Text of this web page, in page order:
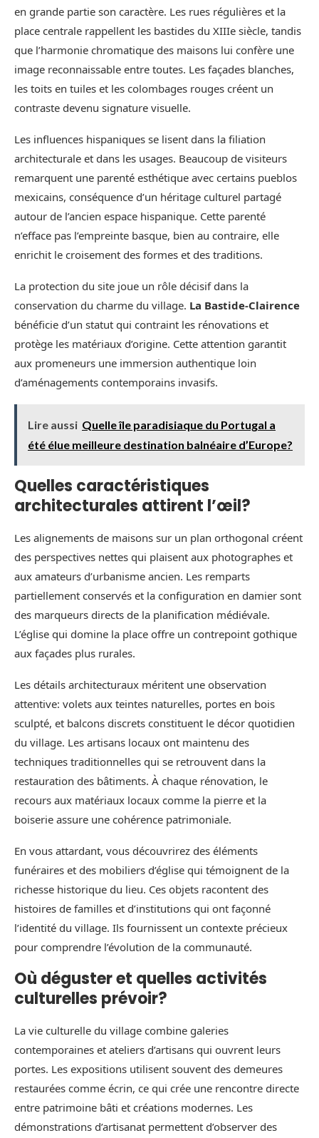
en grande partie son caractère. Les rues régulières et la
place centrale rappellent les bastides du XIIIe siècle, tandis
que l’harmonie chromatique des maisons lui confère une
image reconnaissable entre toutes. Les façades blanches,
les toits en tuiles et les colombages rouges créent un
contraste devenu signature visuelle.
Les influences hispaniques se lisent dans la filiation
architecturale et dans les usages. Beaucoup de visiteurs
remarquent une parenté esthétique avec certains pueblos
mexicains, conséquence d’un héritage culturel partagé
autour de l’ancien espace hispanique. Cette parenté
n’efface pas l’empreinte basque, bien au contraire, elle
enrichit le croisement des formes et des traditions.
La protection du site joue un rôle décisif dans la
conservation du charme du village. La Bastide-Clairence
bénéficie d’un statut qui contraint les rénovations et
protège les matériaux d’origine. Cette attention garantit
aux promeneurs une immersion authentique loin
d’aménagements contemporains invasifs.
Lire aussi Quelle île paradisiaque du Portugal a
été élue meilleure destination balnéaire d’Europe?
Quelles caractéristiques
architecturales attirent l’œil?
Les alignements de maisons sur un plan orthogonal créent
des perspectives nettes qui plaisent aux photographes et
aux amateurs d’urbanisme ancien. Les remparts
partiellement conservés et la configuration en damier sont
des marqueurs directs de la planification médiévale.
L’église qui domine la place offre un contrepoint gothique
aux façades plus rurales.
Les détails architecturaux méritent une observation
attentive: volets aux teintes naturelles, portes en bois
sculpté, et balcons discrets constituent le décor quotidien
du village. Les artisans locaux ont maintenu des
techniques traditionnelles qui se retrouvent dans la
restauration des bâtiments. À chaque rénovation, le
recours aux matériaux locaux comme la pierre et la
boiserie assure une cohérence patrimoniale.
En vous attardant, vous découvrirez des éléments
funéraires et des mobiliers d’église qui témoignent de la
richesse historique du lieu. Ces objets racontent des
histoires de familles et d’institutions qui ont façonné
l’identité du village. Ils fournissent un contexte précieux
pour comprendre l’évolution de la communauté.
Où déguster et quelles activités
culturelles prévoir?
La vie culturelle du village combine galeries
contemporaines et ateliers d’artisans qui ouvrent leurs
portes. Les expositions utilisent souvent des demeures
restaurées comme écrin, ce qui crée une rencontre directe
entre patrimoine bâti et créations modernes. Les
démonstrations d’artisanat permettent d’observer des